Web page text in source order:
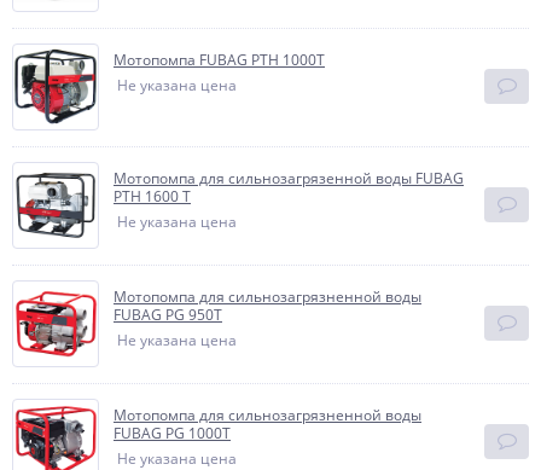
Мотопомпа FUBAG PTH 1000Т
Не указана цена
Мотопомпа для сильнозагрязенной воды FUBAG
PTH 1600 T
Не указана цена
Мотопомпа для сильнозагрязненной воды
FUBAG PG 950T
Не указана цена
Мотопомпа для сильнозагрязненной воды
FUBAG PG 1000T
Не указана цена